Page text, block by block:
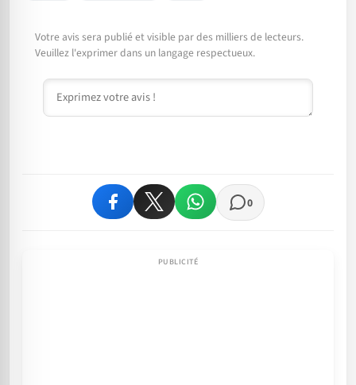
Votre avis sera publié et visible par des milliers de lecteurs.
Veuillez l'exprimer dans un langage respectueux.
Commentaire
0